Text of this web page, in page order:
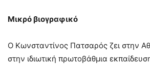
Μικρό βιογραφικό
Ο Κωνσταντίνος Πατσαρός ζει στην
στην ιδιωτική πρωτοβάθμια